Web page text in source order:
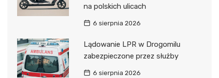
na polskich ulicach
6 sierpnia 2026
Lądowanie LPR w Drogomilu
zabezpieczone przez służby
6 sierpnia 2026